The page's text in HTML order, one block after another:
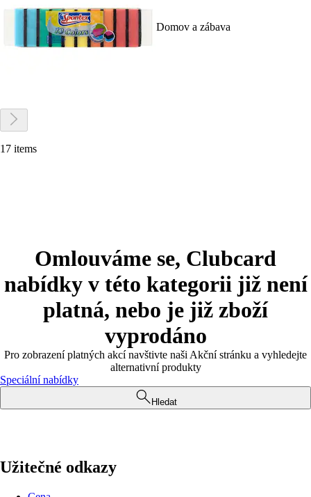
Domov a zábava
17 items
Omlouváme se, Clubcard
nabídky v této kategorii již není
platná, nebo je již zboží
vyprodáno
Pro zobrazení platných akcí navštivte naši Akční stránku a vyhledejte
alternativní produkty
Speciální nabídky
Hledat
Užitečné odkazy